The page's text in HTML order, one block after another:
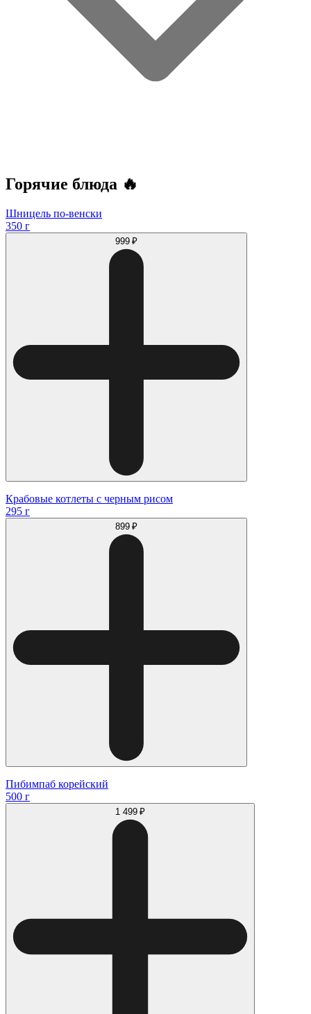
Горячие блюда 🔥
Шницель по-венски
350 г
999 ₽
Крабовые котлеты с черным рисом
295 г
899 ₽
Пибимпаб корейский
500 г
1 499 ₽